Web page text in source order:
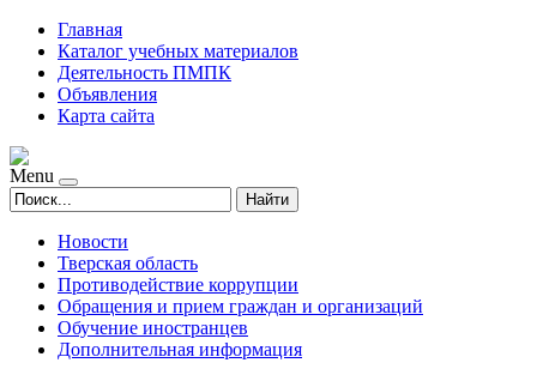
Главная
Каталог учебных материалов
Деятельность ПМПК
Объявления
Карта сайта
Menu
Найти
Новости
Тверская область
Противодействие коррупции
Обращения и прием граждан и организаций
Обучение иностранцев
Дополнительная информация